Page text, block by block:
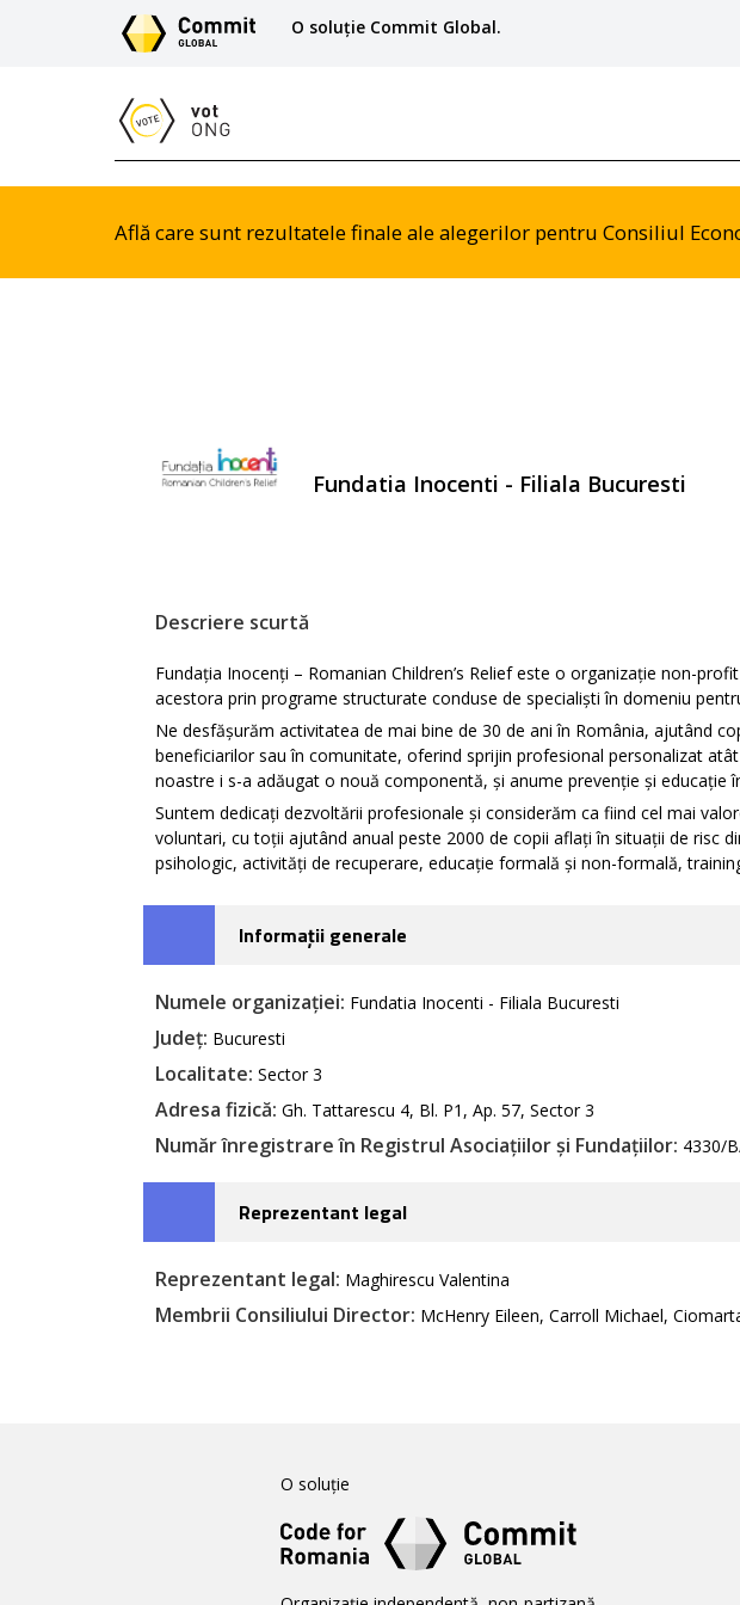
O soluție Commit Global.
Află care sunt rezultatele finale ale alegerilor pentru Consiliul
Fundatia Inocenti - Filiala Bucuresti
Descriere scurtă
Fundația Inocenți – Romanian Children’s Relief este o organizație non-
acestora prin programe structurate conduse de specialiști în domeniu
Ne desfășurăm activitatea de mai bine de 30 de ani în România, ajutând
beneficiarilor sau în comunitate, oferind sprijin profesional personalizat
noastre i s-a adăugat o nouă componentă, și anume prevenție și educație
Suntem dedicați dezvoltării profesionale și considerăm ca fiind cel mai
voluntari, cu toții ajutând anual peste 2000 de copii aflați în situații de risc
psihologic, activități de recuperare, educație formală și non-formală,
Informații generale
Numele organizației: Fundatia Inocenti - Filiala Bucuresti
Județ: Bucuresti
Localitate: Sector 3
Adresa fizică: Gh. Tattarescu 4, Bl. P1, Ap. 57, Sector 3
Număr înregistrare în Registrul Asociațiilor și Fundațiilor: 4330/
Reprezentant legal
Reprezentant legal: Maghirescu Valentina
Membrii Consiliului Director: McHenry Eileen, Carroll Michael,
O soluție